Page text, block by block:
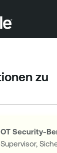
Hauptinhalt
zu
OT Security-